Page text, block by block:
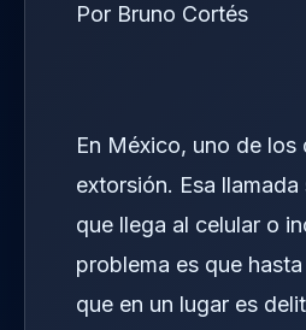
Por Bruno Cortés
En México, uno de
extorsión. Esa
que llega al celular o
problema es que
que en un lugar es